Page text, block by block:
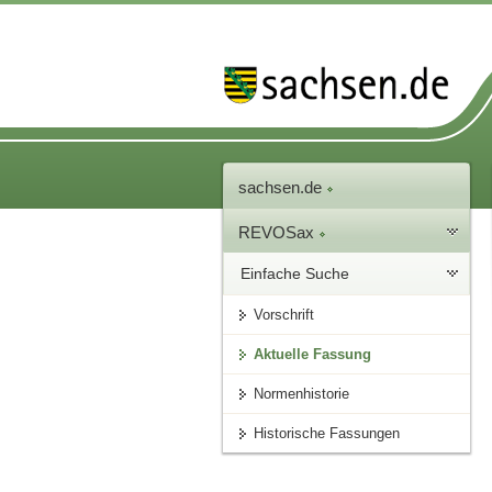
sachsen.de
REVOSax
Einfache Suche
Vorschrift
Aktuelle Fassung
Normenhistorie
Historische Fassungen